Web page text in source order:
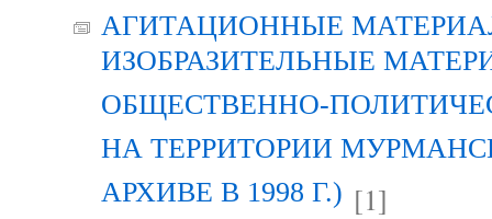
АГИТАЦИОННЫЕ
ИЗОБРАЗИТЕЛЬНЫЕ
ОБЩЕСТВЕННО-
НА ТЕРРИТОРИИ
АРХИВЕ В 1998 Г.) [1]